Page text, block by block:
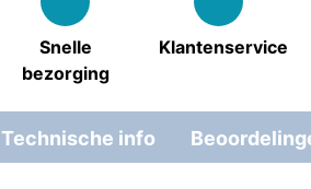
Snelle
bezorging
Klantenservice
Technische info